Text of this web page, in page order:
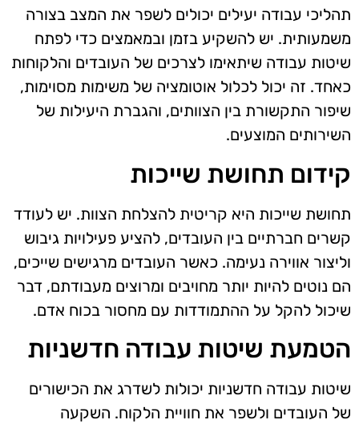
תהליכי עבודה יעילים יכולים לשפר את המצב בצורה
משמעותית. יש להשקיע בזמן ובמאמצים כדי לפתח
שיטות עבודה שיתאימו לצרכים של העובדים והלקוחות
כאחד. זה יכול לכלול אוטומציה של משימות מסוימות,
שיפור התקשורת בין הצוותים, והגברת היעילות של
השירותים המוצעים.
קידום תחושת שייכות
תחושת שייכות היא קריטית להצלחת הצוות. יש לעודד
קשרים חברתיים בין העובדים, להציע פעילויות גיבוש
וליצור אווירה נעימה. כאשר העובדים מרגישים שייכים,
הם נוטים להיות יותר מחויבים ומרוצים מעבודתם, דבר
שיכול להקל על ההתמודדות עם מחסור בכוח אדם.
הטמעת שיטות עבודה חדשניות
שיטות עבודה חדשניות יכולות לשדרג את הכישורים
של העובדים ולשפר את חוויית הלקוח. השקעה